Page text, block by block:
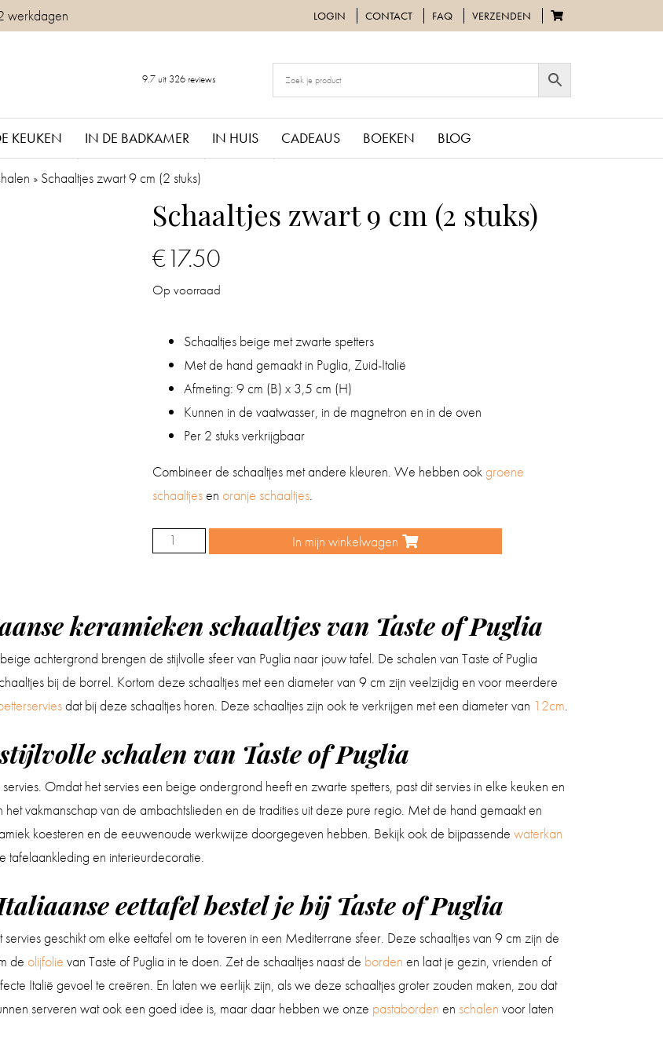
werkdagen LOGIN CONTACT FAQ VERZENDEN
9.7 uit 326 reviews
KEUKEN IN DE BADKAMER IN HUIS CADEAUS BOEKEN BLOG
» Schaaltjes zwart 9 cm (2 stuks)
Schaaltjes zwart 9 cm (2 stuks)
€17.50
Op voorraad
Schaaltjes beige met zwarte spetters
Met de hand gemaakt in Puglia, Zuid-Italië
Afmeting: 9 cm (B) x 3,5 cm (H)
Kunnen in de vaatwasser, in de magnetron en in de oven
Per 2 stuks verkrijgbaar
Combineer de schaaltjes met andere kleuren. We hebben ookgroene
schaaltjesen oranje schaaltjes.
Schaaltjes
(2
stuks)
aantal
In mijn winkelwagen
keramieken schaaltjes van Taste of Puglia
achtergrond brengen de stijlvolle sfeer van Puglia naar jouw tafel. De schalen van Taste of Puglia
bij de borrel. Kortom deze schaaltjes met een diameter van 9 cm zijn veelzijdig en voor meerdere
dat bij deze schaaltjes horen. Deze schaaltjes zijn ook te verkrijgen met een diameter van 12cm.
schalen van Taste of Puglia
Omdat het servies een beige ondergrond heeft en zwarte spetters, past dit servies in elke keuken en
het vakmanschap van de ambachtslieden en de tradities uit deze pure regio. Met de hand gemaakt en
koesteren en de eeuwenoude werkwijze doorgegeven hebben. Bekijk ook de bijpassende waterkan
tafelaankleding en interieurdecoratie.
eettafel bestel je bij Taste of Puglia
geschikt om elke eettafel om te toveren in een Mediterrane sfeer. Deze schaaltjes van 9 cm zijn de
de olijfolie van Taste of Puglia in te doen. Zet de schaaltjes naast de borden en laat je gezin, vrienden of
Italië gevoel te creëren. En laten we eerlijk zijn, als we deze schaaltjes groter zouden maken, zou dat
serveren wat ook een goed idee is, maar daar hebben we onze pastaborden en schalen voor laten